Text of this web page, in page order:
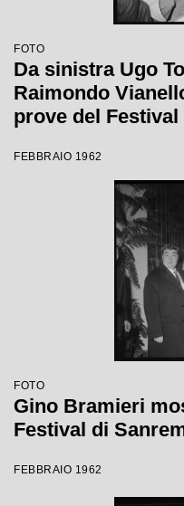
FOTO
Da sinistra Ugo
Raimondo
prove del
FEBBRAIO 1962
FOTO
Gino Bramieri
Festival di
FEBBRAIO 1962